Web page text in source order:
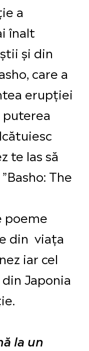
a
înalt
și din
care a
erupției
puterea
te las să
The
poeme
din viața
iar cel
Japonia
la un